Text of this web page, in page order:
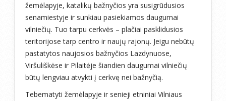
žemėlapyje, katalikų bažnyčios yra susigrūdusios
senamiestyje ir sunkiau pasiekiamos daugumai
vilniečių. Tuo tarpu cerkvės – plačiai pasklidusios
teritorijose tarp centro ir naujų rajonų. Jeigu nebūtų
pastatytos naujosios bažnyčios Lazdynuose,
Viršuliškėse ir Pilaitėje šiandien daugumai vilniečių
būtų lengviau atvykti į cerkvę nei bažnyčią.
Tebematyti žemėlapyje ir senieji etniniai Vilniaus